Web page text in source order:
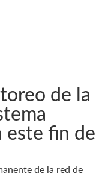
de la
este fin de
de la red de